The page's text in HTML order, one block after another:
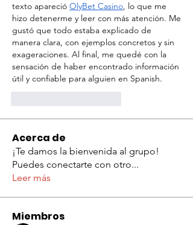
texto apareció OlyBet Casino, lo que me
hizo detenerme y leer con más atención. Me
gustó que todo estaba explicado de
manera clara, con ejemplos concretos y sin
exageraciones. Al final, me quedé con la
sensación de haber encontrado información
útil y confiable para alguien en Spanish.
Acerca de
¡Te damos la bienvenida al grupo!
Puedes conectarte con otro...
Leer más
Miembros